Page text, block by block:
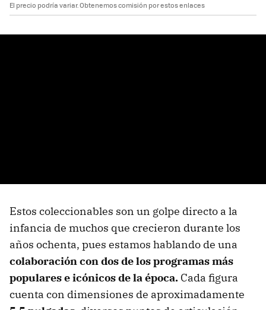
El precio podría variar. Obtenemos comisión por estos enlaces
Estos coleccionables son un golpe directo a la
infancia de muchos que crecieron durante los
años ochenta, pues estamos hablando de una
colaboración con dos de los programas más
populares e icónicos de la época. Cada figura
cuenta con dimensiones de aproximadamente